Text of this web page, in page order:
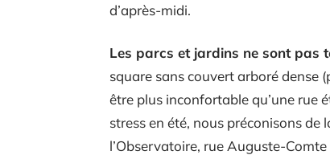
d’après-midi.
Les parcs et jardins ne sont pas
square sans couvert arboré dense
être plus inconfortable qu’une rue
stress en été, nous préconisons de
l’Observatoire, rue Auguste-